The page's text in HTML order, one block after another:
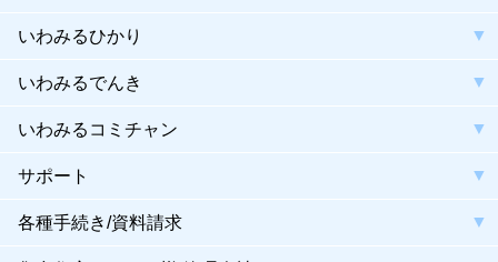
いわみるひかり
いわみるでんき
いわみるコミチャン
サポート
各種手続き/資料請求